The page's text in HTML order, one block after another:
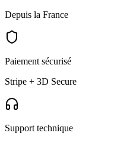
Depuis la France
Paiement sécurisé
Stripe + 3D Secure
Support technique